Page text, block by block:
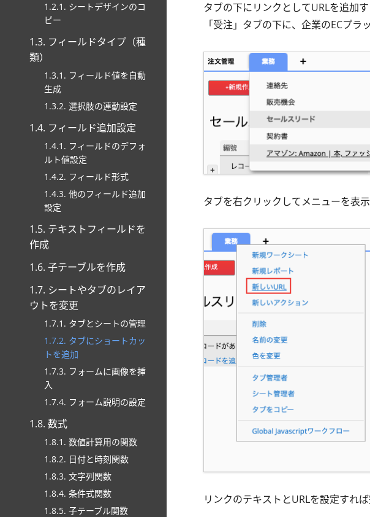
1.2.1. シートデザインのコ
ピー
1.3. フィールドタイプ（種
類）
1.3.1. フィールド値を自動
生成
1.3.2. 選択肢の連動設定
1.4. フィールド追加設定
1.4.1. フィールドのデフォ
ルト値設定
1.4.2. フィールド形式
1.4.3. 他のフィールド追加
設定
1.5. テキストフィールドを
作成
1.6. 子テーブルを作成
1.7. シートやタブのレイア
ウトを変更
1.7.1. タブとシートの管理
1.7.2. タブにショートカッ
トを追加
1.7.3. フォームに画像を挿
入
1.7.4. フォーム説明の設定
1.8. 数式
1.8.1. 数値計算用の関数
1.8.2. 日付と時刻関数
1.8.3. 文字列関数
1.8.4. 条件式関数
1.8.5. 子テーブル関数
タブの下にリンクとしてURLを追加す
「受注」タブの下に、企業のECプラ
タブを右クリックしてメニューを表示
リンクのテキストとURLを設定すれば